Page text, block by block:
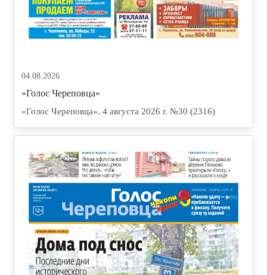
04.08.2026
«Голос Череповца»
«Голос Череповца». 4 августа 2026 г. №30 (2316)